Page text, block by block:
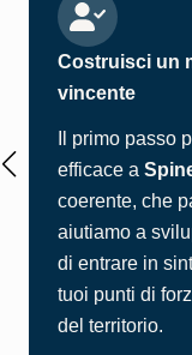
Costruisci un
vincente
Il primo passo
efficace a
coerente, che
aiutiamo a
di entrare in
tuoi punti di
del territorio.